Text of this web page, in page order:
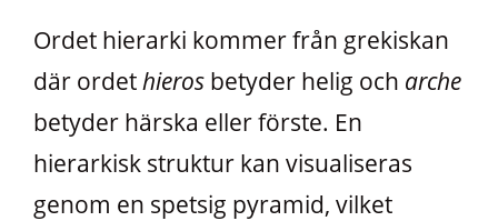
Ordet hierarki kommer från grekiskan
där ordet hieros betyder helig och arche
betyder härska eller förste. En
hierarkisk struktur kan visualiseras
genom en spetsig pyramid, vilket